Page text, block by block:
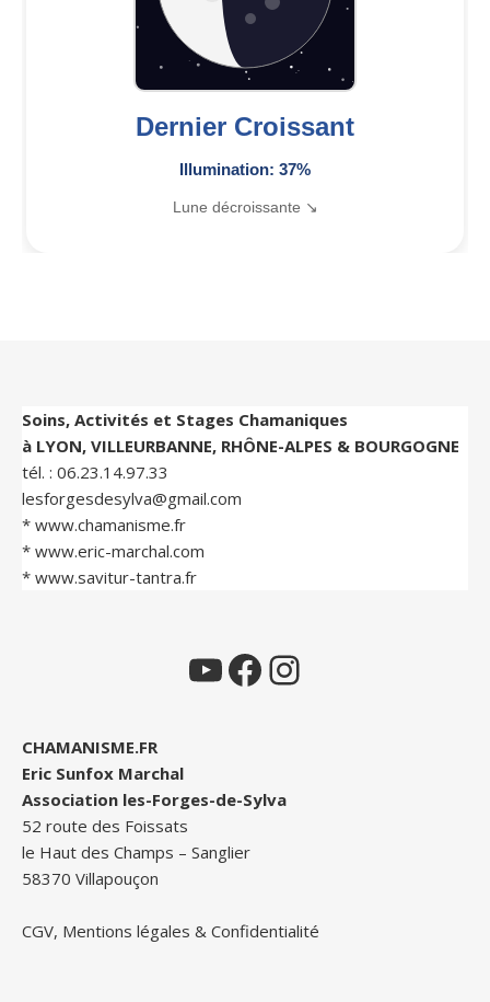
Dernier Croissant
Illumination: 37%
Lune décroissante ↘
Soins, Activités et Stages Chamaniques
à LYON, VILLEURBANNE, RHÔNE-ALPES & BOURGOGNE
tél. : 06.23.14.97.33
lesforgesdesylva@gmail.com
* www.chamanisme.fr
* www.eric-marchal.com
* www.savitur-tantra.fr
YouTubeFacebookInstagram
CHAMANISME.FR
Eric Sunfox Marchal
Association les-Forges-de-Sylva
52 route des Foissats
le Haut des Champs – Sanglier
58370 Villapouçon
CGV, Mentions légales & Confidentialité